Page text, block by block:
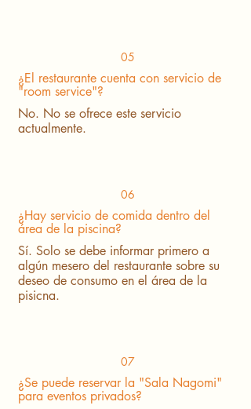
05
¿El restaurante cuenta con servicio de
"room service"?
No. No se ofrece este servicio
actualmente.
06
¿Hay servicio de comida dentro del
área de la piscina?
Sí. Solo se debe informar primero a
algún mesero del restaurante sobre su
deseo de consumo en el área de la
pisicna.
07
¿Se puede reservar la "Sala Nagomi"
para eventos privados?